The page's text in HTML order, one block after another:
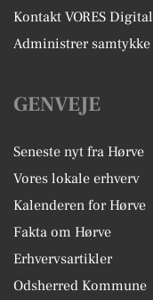
Kontakt VORES Digital
Administrer samtykke
GENVEJE
Seneste nyt fra Hørve
Vores lokale erhverv
Kalenderen for Hørve
Fakta om Hørve
Erhvervsartikler
Odsherred Kommune